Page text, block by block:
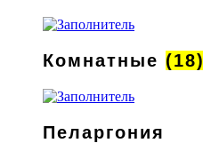
Комнатные (18)
Пеларгония